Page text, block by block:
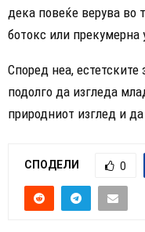
дека повеќе верува во
ботокс или прекумерна
Според неа,
подолго да изгледа
природниот изглед и
СПОДЕЛИ 0